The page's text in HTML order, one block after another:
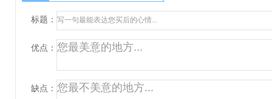
标题：
优点：
缺点：